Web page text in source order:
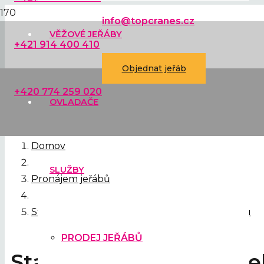
+421 914 400 410
+420 774 259 020
info@topcranes.cz
Objednat jeřáb
VĚŽOVÉ JEŘÁBY
OVLADAČE
SLUŽBY
PRODEJ JEŘÁBŮ
Domov
Pronájem jeřábů
Stavební jěráb Cattaneo při výstavbě 4* hotelu